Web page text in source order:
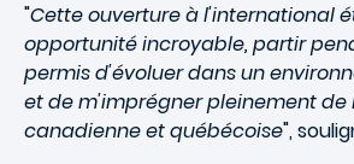
"Cette ouverture à l'international
opportunité incroyable, partir
permis d'évoluer dans un
et de m'imprégner pleinement de
canadienne et québécoise",